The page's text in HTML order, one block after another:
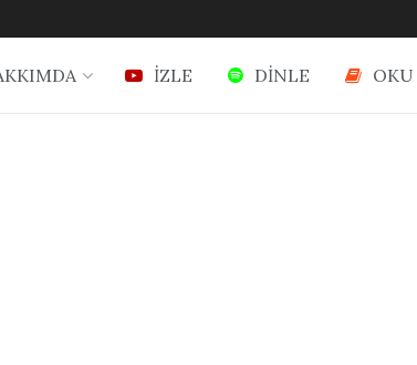
İZLE DİNLE OKU